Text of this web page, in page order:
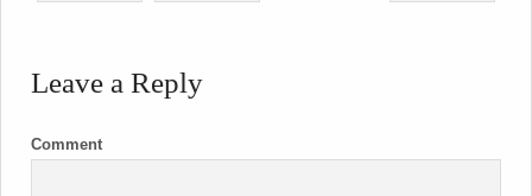
Leave a Reply
Comment